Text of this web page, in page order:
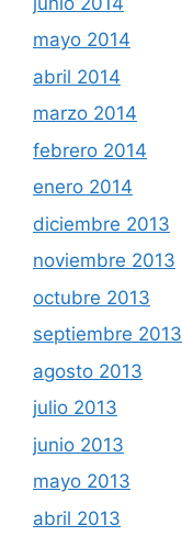
mayo 2014
abril 2014
marzo 2014
febrero 2014
enero 2014
diciembre 2013
noviembre 2013
octubre 2013
septiembre 2013
agosto 2013
julio 2013
junio 2013
mayo 2013
abril 2013